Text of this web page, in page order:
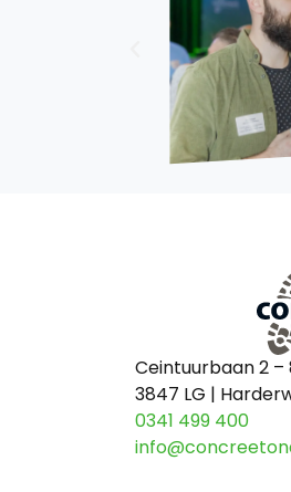
Ceintuurbaan 2 –
3847 LG |
0341 499 400